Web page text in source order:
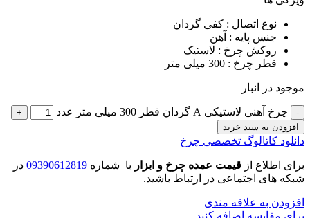
نوع اتصال : کفی گردان
جنس پایه : آهن
روکش چرخ : لاستیک
قطر چرخ : 300 میلی متر
موجود در انبار
چرخ آهنی لاستیکی A گردان قطر 300 میلی متر عدد
افزودن به سبد خرید
دانلود کاتالوگ تخصصی چرخ
برای اطلاع از قیمت عمده چرخ و ابزار با شماره 09390612819 در
شبکه های اجتماعی در ارتباط باشید.
افزودن به علاقه مندی
برای مقایسه اضافه کنید